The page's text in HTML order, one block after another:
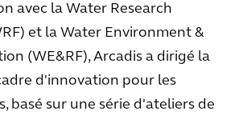
avec la Water Research
et la Water Environment &
(WE&RF), Arcadis a dirigé la
d'innovation pour les
basé sur une série d'ateliers de